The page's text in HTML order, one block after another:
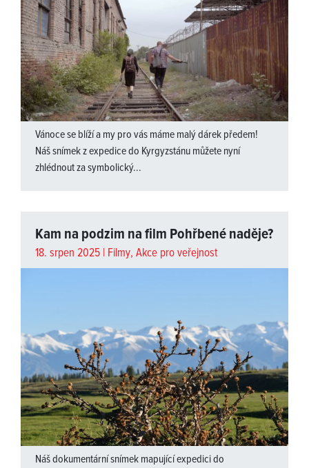
Vánoce se blíží a my pro vás máme malý dárek předem!
Náš snímek z expedice do Kyrgyzstánu můžete nyní
zhlédnout za symbolický...
Kam na podzim na film Pohřbené naděje?
18. srpen 2025 | Filmy,Akce pro veřejnost
Náš dokumentární snímek mapující expedici do